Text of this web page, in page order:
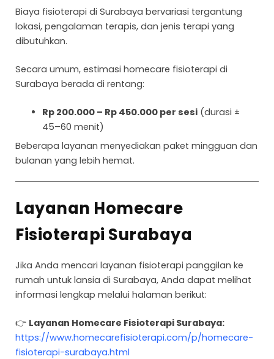
Biaya fisioterapi di Surabaya bervariasi tergantung
lokasi, pengalaman terapis, dan jenis terapi yang
dibutuhkan.
Secara umum, estimasi homecare fisioterapi di
Surabaya berada di rentang:
Rp 200.000 – Rp 450.000 per sesi (durasi ±
45–60 menit)
Beberapa layanan menyediakan paket mingguan dan
bulanan yang lebih hemat.
Layanan Homecare
Fisioterapi Surabaya
Jika Anda mencari layanan fisioterapi panggilan ke
rumah untuk lansia di Surabaya, Anda dapat melihat
informasi lengkap melalui halaman berikut:
👉 Layanan Homecare Fisioterapi Surabaya:
https://www.homecarefisioterapi.com/p/homecare-
fisioterapi-surabaya.html